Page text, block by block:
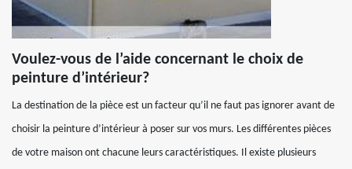
Voulez-vous de l’aide concernant le choix de
peinture d’intérieur?
La destination de la pièce est un facteur qu’il ne faut pas ignorer avant de
choisir la peinture d’intérieur à poser sur vos murs. Les différentes pièces
de votre maison ont chacune leurs caractéristiques. Il existe plusieurs